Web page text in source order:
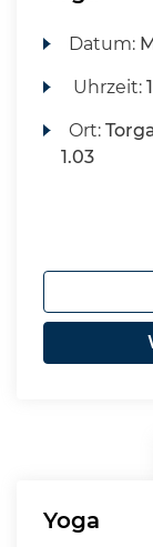
Datum:
Uhrzeit:
Ort:
1.03
Yoga